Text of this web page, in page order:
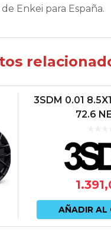
Enkei para España.
3SDM 0.01
72.6
AÑADIR AL